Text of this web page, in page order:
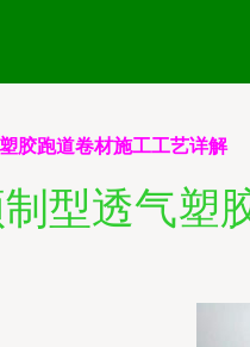
胶跑道卷材施工工艺详解
型透气塑